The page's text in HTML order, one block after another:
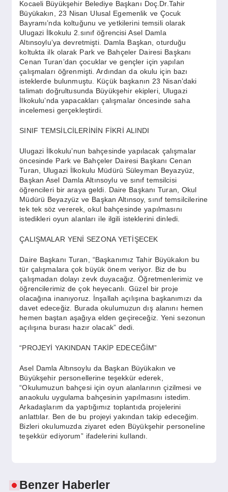
SPOR
YAŞAM
Kocaeli Büyükşehir Belediye Başkanı Doç.Dr.Tahir
Büyükakın, 23 Nisan Ulusal Egemenlik ve Çocuk
Bayramı’nda koltuğunu ve yetkilerini temsili olarak
Ulugazi İlkokulu 2.sınıf öğrencisi Asel Damla
Altınsoylu’ya devretmişti. Damla Başkan, oturduğu
koltukta ilk olarak Park ve Bahçeler Dairesi Başkanı
Cenan Turan’dan çocuklar ve gençler için yapılan
çalışmaları öğrenmişti. Ardından da okulu için bazı
isteklerde bulunmuştu. Küçük başkanın 23 Nisan’daki
talimatı doğrultusunda Büyükşehir ekipleri, Ulugazi
İlkokulu’nda yapacakları çalışmalar öncesinde saha
incelemesi gerçekleştirdi.
SINIF TEMSİLCİLERİNİN FİKRİ ALINDI
Ulugazi İlkokulu’nun bahçesinde yapılacak çalışmalar
öncesinde Park ve Bahçeler Dairesi Başkanı Cenan
Turan, Ulugazi İlkokulu Müdürü Süleyman Beyazyüz,
Başkan Asel Damla Altınsoylu ve sınıf temsilcisi
öğrencileri bir araya geldi. Daire Başkanı Turan, Okul
Müdürü Beyazyüz ve Başkan Altınsoy, sınıf temsilcilerine
tek tek söz vererek, okul bahçesinde yapılmasını
istedikleri oyun alanları ile ilgili isteklerini dinledi.
ÇALIŞMALAR YENİ SEZONA YETİŞECEK
Daire Başkanı Turan, “Başkanımız Tahir Büyükakın bu
tür çalışmalara çok büyük önem veriyor. Biz de bu
çalışmadan dolayı zevk duyacağız. Öğretmenlerimiz ve
öğrencilerimiz de çok heyecanlı. Güzel bir proje
olacağına inanıyoruz. İnşallah açılışına başkanımızı da
davet edeceğiz. Burada okulumuzun dış alanını hemen
hemen baştan aşağıya elden geçireceğiz. Yeni sezonun
açılışına burası hazır olacak” dedi.
“PROJEYİ YAKINDAN TAKİP EDECEĞİM”
Asel Damla Altınsoylu da Başkan Büyükakın ve
Büyükşehir personellerine teşekkür ederek,
“Okulumuzun bahçesi için oyun alanlarının çizilmesi ve
anaokulu uygulama bahçesinin yapılmasını istedim.
Arkadaşlarım da yaptığımız toplantıda projelerini
anlattılar. Ben de bu projeyi yakından takip edeceğim.
Bizleri okulumuzda ziyaret eden Büyükşehir personeline
teşekkür ediyorum” ifadelerini kullandı.
Benzer Haberler